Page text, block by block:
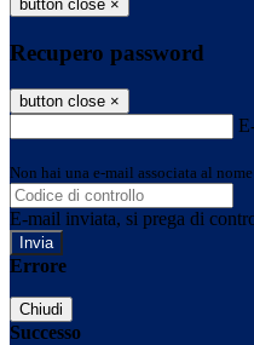
button close ×
Recupero password
button close ×
Non hai una e-mail associata al
E-mail inviata, si prega di
Errore
Chiudi
Successo